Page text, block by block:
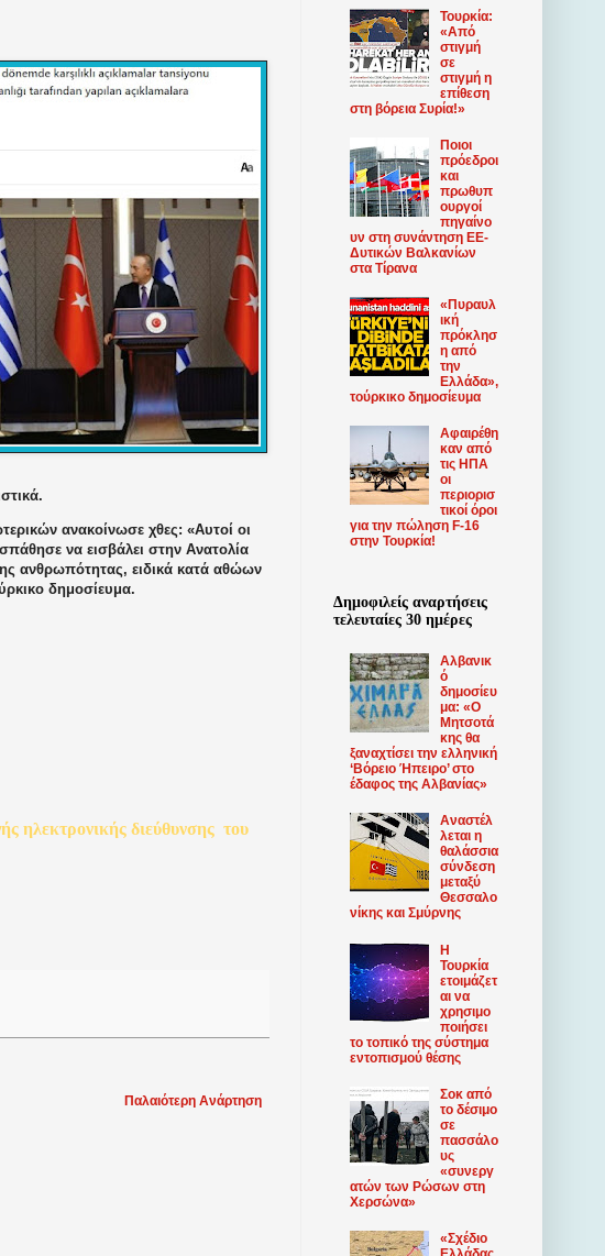
ανακοίνωσε χθες: «Αυτοί οι
να εισβάλει στην Ανατολία
ανθρωπότητας, ειδικά κατά αθώων
δημοσίευμα.
ηλεκτρονικής διεύθυνσης του
Παλαιότερη Ανάρτηση
Τουρκία:
«Από
στιγμή
σε
στιγμή η
επίθεση
στη βόρεια Συρία!»
Ποιοι
πρόεδροι
και
πρωθυπ
ουργοί
πηγαίνο
υν στη συνάντηση ΕΕ-
Δυτικών Βαλκανίων
στα Τίρανα
«Πυραυλ
ική
πρόκλησ
η από
την
Ελλάδα»,
τούρκικο δημοσίευμα
Αφαιρέθη
καν από
τις ΗΠΑ
οι
περιορισ
τικοί όροι
για την πώληση F-16
στην Τουρκία!
Δημοφιλείς αναρτήσεις
τελευταίες 30 ημέρες
Αλβανικ
ό
δημοσίευ
μα: «Ο
Μητσοτά
κης θα
ξαναχτίσει την ελληνική
‘Βόρειο Ήπειρο’ στο
έδαφος της Αλβανίας»
Αναστέλ
λεται η
θαλάσσια
σύνδεση
μεταξύ
Θεσσαλο
νίκης και Σμύρνης
Η
Τουρκία
ετοιμάζετ
αι να
χρησιμο
ποιήσει
το τοπικό της σύστημα
εντοπισμού θέσης
Σοκ από
το δέσιμο
σε
πασσάλο
υς
«συνεργ
ατών των Ρώσων στη
Χερσώνα»
«Σχέδιο